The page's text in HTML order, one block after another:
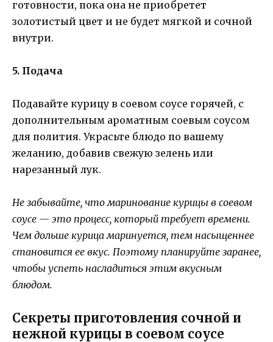
готовности, пока она не приобретет
золотистый цвет и не будет мягкой и сочной
внутри.
5. Подача
Подавайте курицу в соевом соусе горячей, с
дополнительным ароматным соевым соусом
для полития. Украсьте блюдо по вашему
желанию, добавив свежую зелень или
нарезанный лук.
Не забывайте, что маринование курицы в соевом
соусе — это процесс, который требует времени.
Чем дольше курица маринуется, тем насыщеннее
становится ее вкус. Поэтому планируйте заранее,
чтобы успеть насладиться этим вкусным
блюдом.
Секреты приготовления сочной и
нежной курицы в соевом соусе